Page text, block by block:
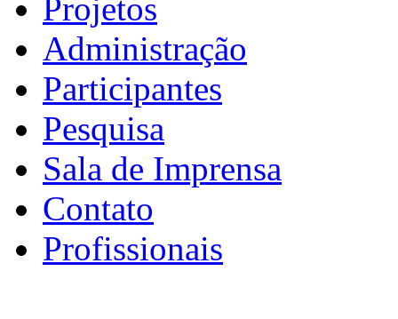
Projetos
Administração
Participantes
Pesquisa
Sala de Imprensa
Contato
Profissionais